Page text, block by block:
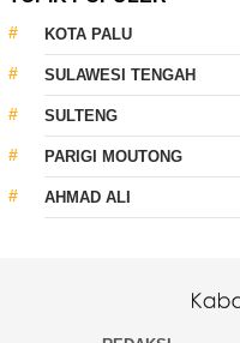
KOTA PALU
SULAWESI TENGAH
SULTENG
PARIGI MOUTONG
AHMAD ALI